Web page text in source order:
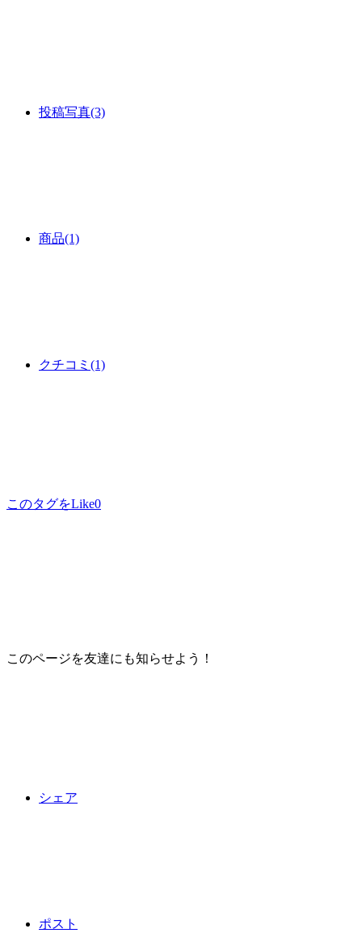
投稿写真(3)
商品(1)
クチコミ (1)
このタグをLike0
このページを友達にも知らせよう！
シェア
ポスト